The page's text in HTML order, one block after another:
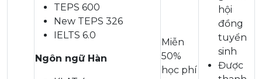
hội
đồng
tuyển
sinh
Được
TEPS 600
New TEPS 326
IELTS 6.0
Ngôn ngữ Hàn
Miễn
50%
học phí